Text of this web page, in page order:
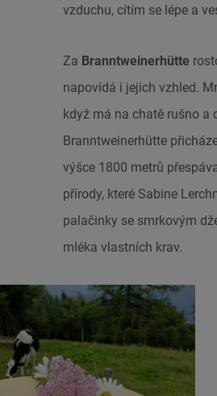
vzduchu, cítím se lépe a
Za Branntweinerhütte
napovídá i jejich vzhled.
když má na chatě rušno a
Branntweinerhütte
výšce 1800 metrů
přírody, které Sabine
palačinky se smrkovým
mléka vlastních krav.